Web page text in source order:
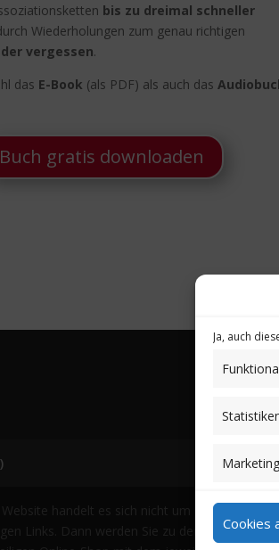
Ja, auch
Marketing
Cookies
bis zu dreimal schneller
Wiederholungen zum genau richtigen
vergessen.
das E-Book (als PDF) als auch das
Buch gratis downloaden
handelt es sich nicht um einen
Links. Dann werden Sie zu den